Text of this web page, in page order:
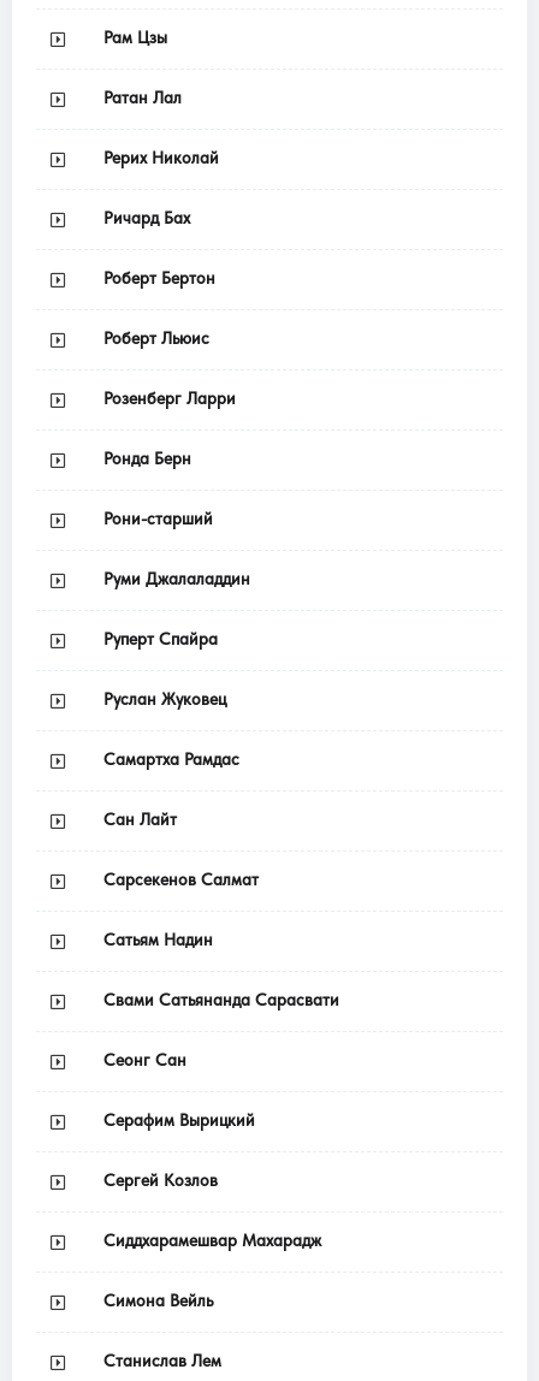
Рам Цзы
Ратан Лал
Рерих Николай
Ричард Бах
Роберт Бертон
Роберт Льюис
Розенберг Ларри
Ронда Берн
Рони-старший
Руми Джалаладдин
Руперт Спайра
Руслан Жуковец
Самартха Рамдас
Сан Лайт
Сарсекенов Салмат
Сатьям Надин
Свами Сатьянанда Сарасвати
Сеонг Сан
Серафим Вырицкий
Сергей Козлов
Сиддхарамешвар Махарадж
Симона Вейль
Станислав Лем